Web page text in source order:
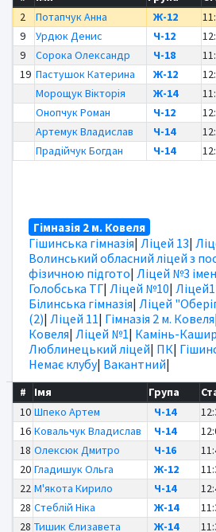
2
Потапчук Анна Ж-12
9
Урдюк Денис Ч-12
9
Сорока Олександр Ч-18
19 Пастушок Катерина Ж-12
Морощук Вікторія
Ж-14
Онопчук Роман
Ч-12
Артемук Владислав
Ч-14
Прадійчук Богдан
Ч-14
Гімназія 2 м. Ковеля
Гішинська гімназія| Ліцей 13|
Волинський обласний ліцей з
фізичною підгото| Ліцей №3
Голобська ТГ| Ліцей №10|
Білинська гімназія| Ліцей
(2)| Ліцей 11| Гімназія 2 м. Ковеля|
Ковеля| Ліцей №1| Камінь-
Люблинецький ліцей| ПК|
Немає клубу| Вакантний|
# Імя Група
10 Шпеко Артем Ч-14
16 Ковальчук Владислав Ч-14
18 Олексюк Дмитро Ч-16
20 Гладишук Ольга Ж-12
22 М'якота Кирило Ч-14
28 Стеблій Ніка Ж-14
28 Тишик Єлизавета Ж-14